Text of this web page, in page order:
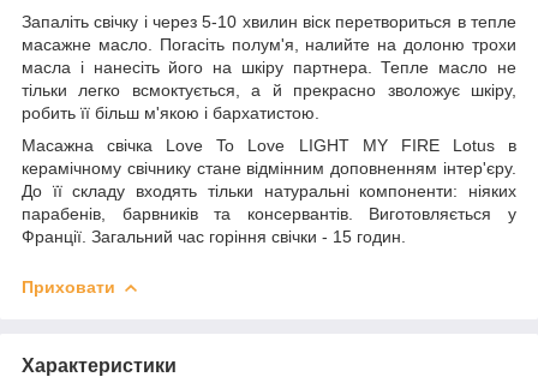
Запаліть свічку і через 5-10 хвилин віск перетвориться в тепле
масажне масло. Погасіть полум'я, налийте на долоню трохи
масла і нанесіть його на шкіру партнера. Тепле масло не
тільки легко всмоктується, а й прекрасно зволожує шкіру,
робить її більш м'якою і бархатистою.
Масажна свічка Love To Love LIGHT MY FIRE Lotus в
керамічному свічнику стане відмінним доповненням інтер'єру.
До її складу входять тільки натуральні компоненти: ніяких
парабенів, барвників та консервантів. Виготовляється у
Франції. Загальний час горіння свічки - 15 годин.
Приховати
Характеристики